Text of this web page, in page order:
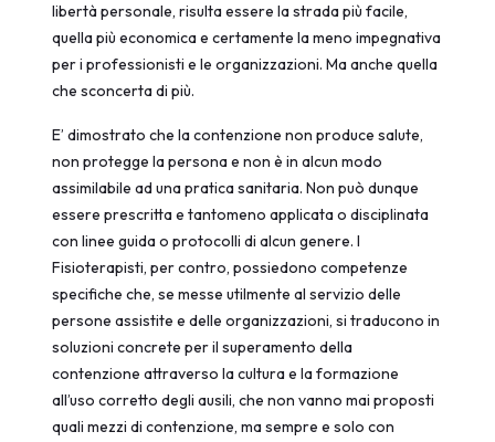
libertà personale, risulta essere la strada più facile,
quella più economica e certamente la meno impegnativa
per i professionisti e le organizzazioni. Ma anche quella
che sconcerta di più.
E’ dimostrato che la contenzione non produce salute,
non protegge la persona e non è in alcun modo
assimilabile ad una pratica sanitaria. Non può dunque
essere prescritta e tantomeno applicata o disciplinata
con linee guida o protocolli di alcun genere. I
Fisioterapisti, per contro, possiedono competenze
specifiche che, se messe utilmente al servizio delle
persone assistite e delle organizzazioni, si traducono in
soluzioni concrete per il superamento della
contenzione attraverso la cultura e la formazione
all’uso corretto degli ausili, che non vanno mai proposti
quali mezzi di contenzione, ma sempre e solo con